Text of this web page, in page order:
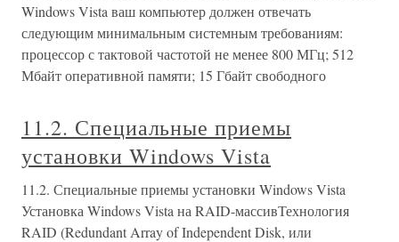
Windows Vista ваш компьютер должен отвечать
следующим минимальным системным требованиям:
процессор с тактовой частотой не менее 800 МГц; 512
Мбайт оперативной памяти; 15 Гбайт свободного
11.2. Специальные приемы
установки Windows Vista
11.2. Специальные приемы установки Windows Vista
Установка Windows Vista на RAID-массивТехнология
RAID (Redundant Array of Independent Disk, или